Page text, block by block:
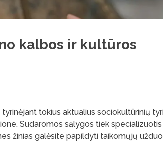
kalbos ir kultūros
tokius aktualius sociokultūrinių
Sudaromos sąlygos tiek
žinias galėsite papildyti taikomųjų